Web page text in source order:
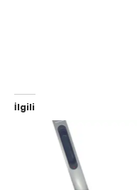
İlgili